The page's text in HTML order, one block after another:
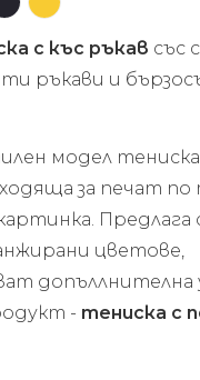
с къс ръкав със
ръкави и
модел
за печат по
Предлага
цветове,
допъллнителна
- тениска с